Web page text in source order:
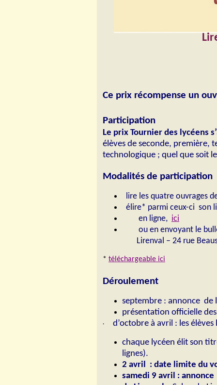
Ce prix récompense un
Participation
Le prix Tournier des lycéens
élèves de seconde, première,
technologique ; quel que soit
Modalités de participation
lire les quatre ouvrages
élire* parmi ceux-ci son
en ligne, ici
ou en envoyant le
Lirenval – 24 rue
* téléchargeable ici
Déroulement
septembre : annonce de
présentation officielle
· d’octobre à avril : les
chaque lycéen élit son
lignes).
2 avril : date limite du
samedi 9 avril :